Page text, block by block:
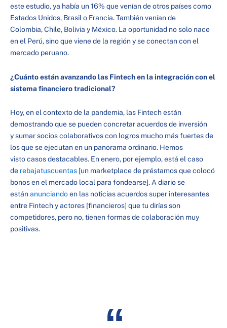
este estudio, ya había un 16% que venían de otros países como
Estados Unidos, Brasil o Francia. También venían de
Colombia, Chile, Bolivia y México. La oportunidad no solo nace
en el Perú, sino que viene de la región y se conectan con el
mercado peruano.
¿Cuánto están avanzando las Fintech en la integración con el
sistema financiero tradicional?
Hoy, en el contexto de la pandemia, las Fintech están
demostrando que se pueden concretar acuerdos de inversión
y sumar socios colaborativos con logros mucho más fuertes de
los que se ejecutan en un panorama ordinario. Hemos
visto casos destacables. En enero, por ejemplo, está el caso
de rebajatuscuentas [un marketplace de préstamos que colocó
bonos en el mercado local para fondearse]. A diario se
estánanunciandoen las noticias acuerdos super interesantes
entre Fintech y actores [financieros] que tu dirías son
competidores, pero no, tienen formas de colaboración muy
positivas.